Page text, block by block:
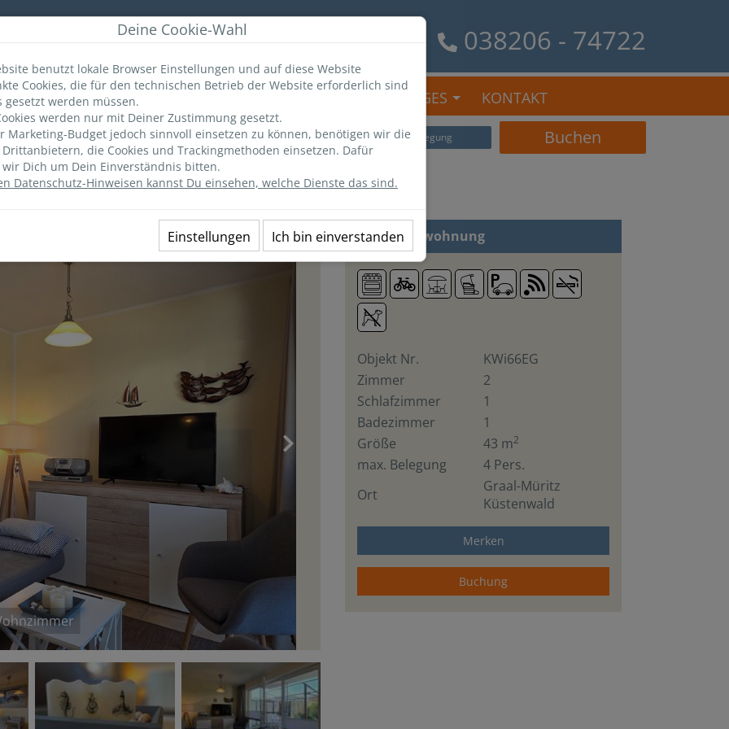
Deine Cookie-Wahl
benutzt lokale Browser Einstellungen und auf diese Website
Cookies, die für den technischen Betrieb der Website erforderlich sind
gesetzt werden müssen.
werden nur mit Deiner Zustimmung gesetzt.
Marketing-Budget jedoch sinnvoll einsetzen zu können, benötigen wir die
die Cookies und Trackingmethoden einsetzen. Dafür
Dich um Dein Einverständnis bitten.
Datenschutz-Hinweisen kannst Du einsehen, welche Dienste das sind.
Einstellungen Ich bin einverstanden
038206 - 74722
ANGEBOTE MERKLISTE SONSTIGES KONTAKT
Ausstattung Lage Preise Belegung Buchen
›
2 ZiFerienwohnung
Objekt Nr.
KWi66EG
Zimmer
2
Schlafzimmer
1
Badezimmer
1
Größe
43 m2
max. Belegung
4 Pers.
Ort
Graal-Müritz
Küstenwald
Merken
Buchung